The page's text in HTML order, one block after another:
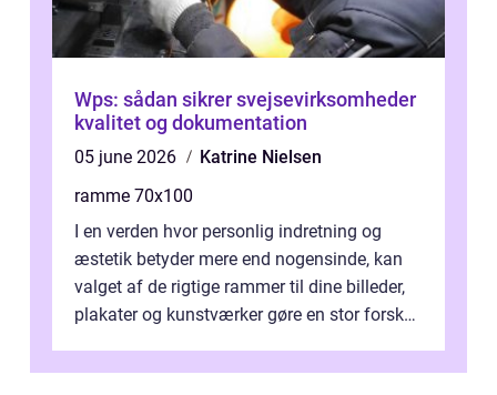
Wps: sådan sikrer svejsevirksomheder
kvalitet og dokumentation
05 june 2026
Katrine Nielsen
ramme 70x100
I en verden hvor personlig indretning og
æstetik betyder mere end nogensinde, kan
valget af de rigtige rammer til dine billeder,
plakater og kunstværker gøre en stor forskel.